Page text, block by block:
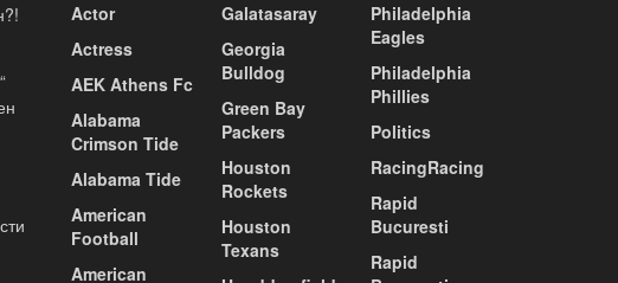
Actor
Actress
AEK Athens Fc
Alabama
Crimson Tide
Alabama Tide
American
Football
American
Galatasaray
Georgia
Bulldog
Green Bay
Packers
Houston
Rockets
Houston
Texans
Philadelphia
Eagles
Philadelphia
Phillies
Politics
RacingRacing
Rapid
Bucuresti
Rapid